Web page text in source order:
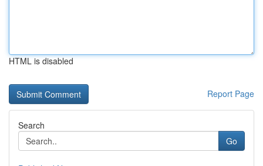
HTML is disabled
Report Page
Search
Go